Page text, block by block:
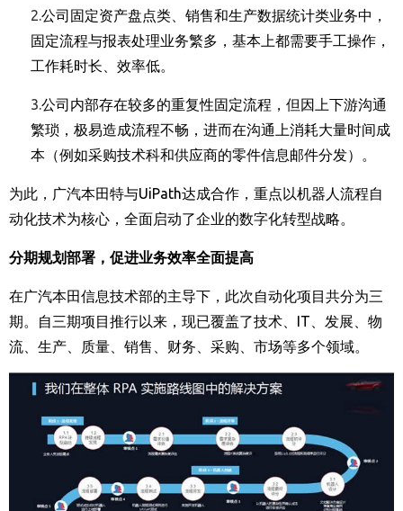
2.公司固定资产盘点类、销售和生产数据统计类业务中，
固定流程与报表处理业务繁多，基本上都需要手工操作，
工作耗时长、效率低。
3.公司内部存在较多的重复性固定流程，但因上下游沟通
繁琐，极易造成流程不畅，进而在沟通上消耗大量时间成
本（例如采购技术科和供应商的零件信息邮件分发）。
为此，广汽本田特与UiPath达成合作，重点以机器人流程自
动化技术为核心，全面启动了企业的数字化转型战略。
分期规划部署，促进业务效率全面提高
在广汽本田信息技术部的主导下，此次自动化项目共分为三
期。自三期项目推行以来，现已覆盖了技术、 IT 、发展、物
流、生产、质量、销售、财务、采购、市场等多个领域。